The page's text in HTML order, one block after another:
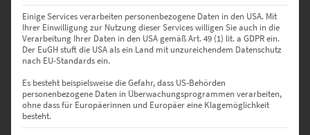
€24,90–€999,00
Enthält 19% Mwst.
zzgl.Versand
Lieferzeit: ca. 10 Werktage
Dieses Produkt weist mehrere Varianten auf. Die Optionen können auf der Produktseite gewählt werden
Einige Services verarbeiten personenbezogene Daten in den USA. Mit
Ihrer Einwilligung zur Nutzung dieser Services willigen Sie auch in die
Verarbeitung Ihrer Daten in den USA gemäß Art. 49 (1) lit. a GDPR ein.
Der EuGH stuft die USA als ein Land mit unzureichendem Datenschutz
nach EU-Standards ein.
Es besteht beispielsweise die Gefahr, dass US-Behörden
personenbezogene Daten in Überwachungsprogrammen verarbeiten,
ohne dass für Europäerinnen und Europäer eine Klagemöglichkeit
besteht.